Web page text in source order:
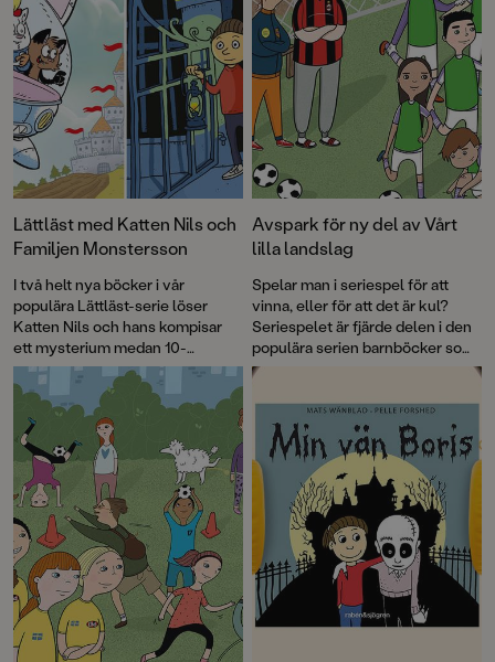
Lättläst med Katten Nils och
Familjen Monstersson
I två helt nya böcker i vår
populära Lättläst-serie löser
Katten Nils och hans kompisar
ett mysterium medan 10-
årsjubilerande Familjen
Monstersson skapar en
skrämmande bra djurpark!
Avspark för ny del av Vårt
lilla landslag
Spelar man i seriespel för att
vinna, eller för att det är kul?
Seriespelet är fjärde delen i den
populära serien barnböcker som
tagits fram i samarbete med